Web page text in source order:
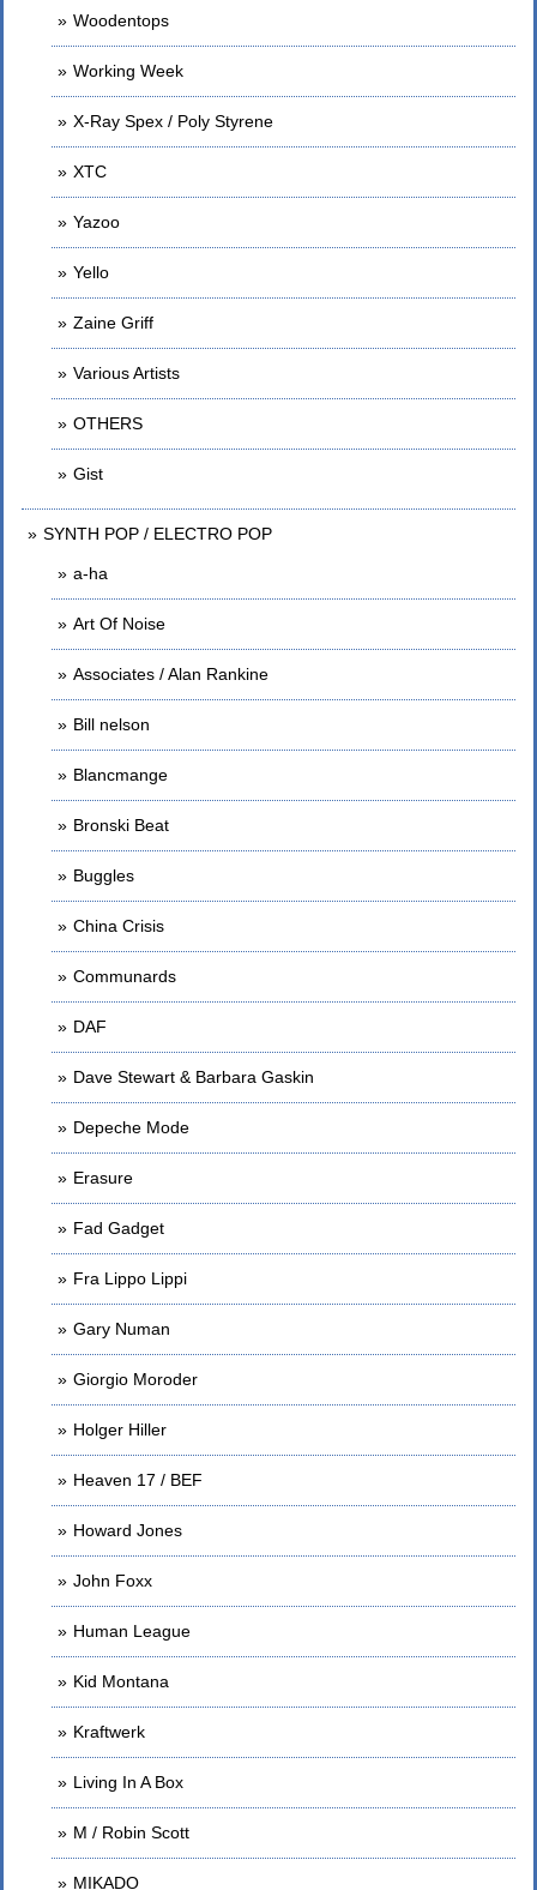
Woodentops
Working Week
X-Ray Spex / Poly Styrene
XTC
Yazoo
Yello
Zaine Griff
Various Artists
OTHERS
Gist
SYNTH POP / ELECTRO POP
a-ha
Art Of Noise
Associates / Alan Rankine
Bill nelson
Blancmange
Bronski Beat
Buggles
China Crisis
Communards
DAF
Dave Stewart & Barbara Gaskin
Depeche Mode
Erasure
Fad Gadget
Fra Lippo Lippi
Gary Numan
Giorgio Moroder
Holger Hiller
Heaven 17 / BEF
Howard Jones
John Foxx
Human League
Kid Montana
Kraftwerk
Living In A Box
M / Robin Scott
MIKADO